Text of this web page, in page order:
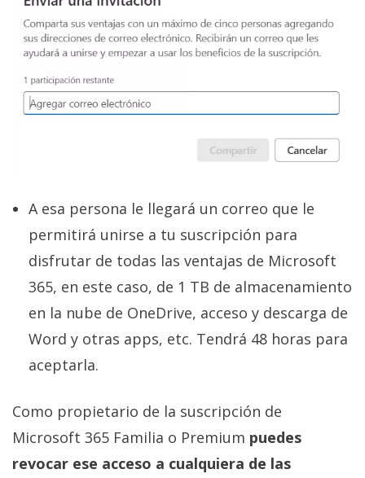
A esa persona le llegará un correo que le
permitirá unirse a tu suscripción para
disfrutar de todas las ventajas de Microsoft
365, en este caso, de 1 TB de almacenamiento
en la nube de OneDrive, acceso y descarga de
Word y otras apps, etc. Tendrá 48 horas para
aceptarla.
Como propietario de la suscripción de
Microsoft 365 Familia o Premium puedes
revocar ese acceso a cualquiera de las